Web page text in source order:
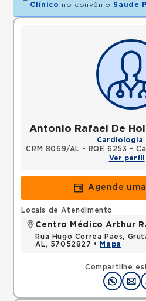
Clínico no convênio Saude
Antonio Rafael De
Cardiologia
CRM 8069/AL • RQE 6253 -
Ver perfil
Agende
Compartilhe
Locais de Atendimento
Centro Médico Arthur
Rua Hugo Correa Paes,
AL, 57052827 •
Mapa